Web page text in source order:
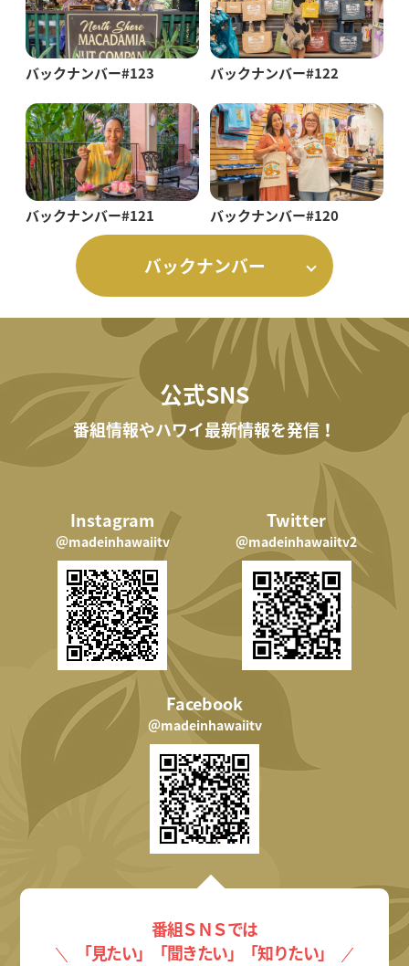
バックナンバー#123 バックナンバー#122
バックナンバー#121 バックナンバー#120
バックナンバー
公式SNS
番組情報やハワイ最新情報を発信！
Instagram
＠madeinhawaiitv
Twitter
＠madeinhawaiitv2
Facebook
＠madeinhawaiitv
番組ＳＮＳでは
「見たい」「聞きたい」「知りたい」